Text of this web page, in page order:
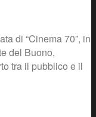
di “Cinema 70”, in
del Buono,
tra il pubblico e il